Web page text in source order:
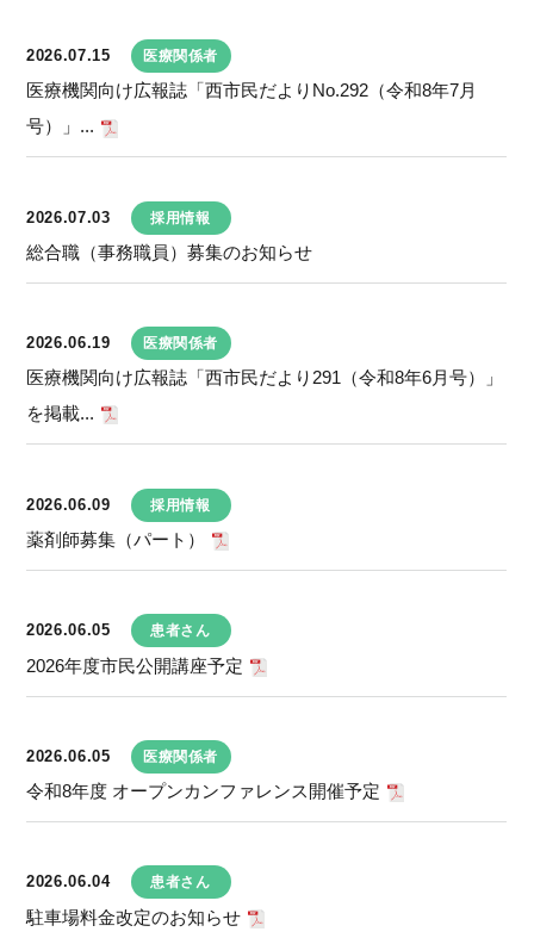
2026.07.15 医療関係者
医療機関向け広報誌「西市民だよりNo.292（令和8年7月
号）」...
2026.07.03 採用情報
総合職（事務職員）募集のお知らせ
2026.06.19 医療関係者
医療機関向け広報誌「西市民だより291（令和8年6月号）」
を掲載...
2026.06.09 採用情報
薬剤師募集（パート）
2026.06.05 患者さん
2026年度市民公開講座予定
2026.06.05 医療関係者
令和8年度 オープンカンファレンス開催予定
2026.06.04 患者さん
駐車場料金改定のお知らせ